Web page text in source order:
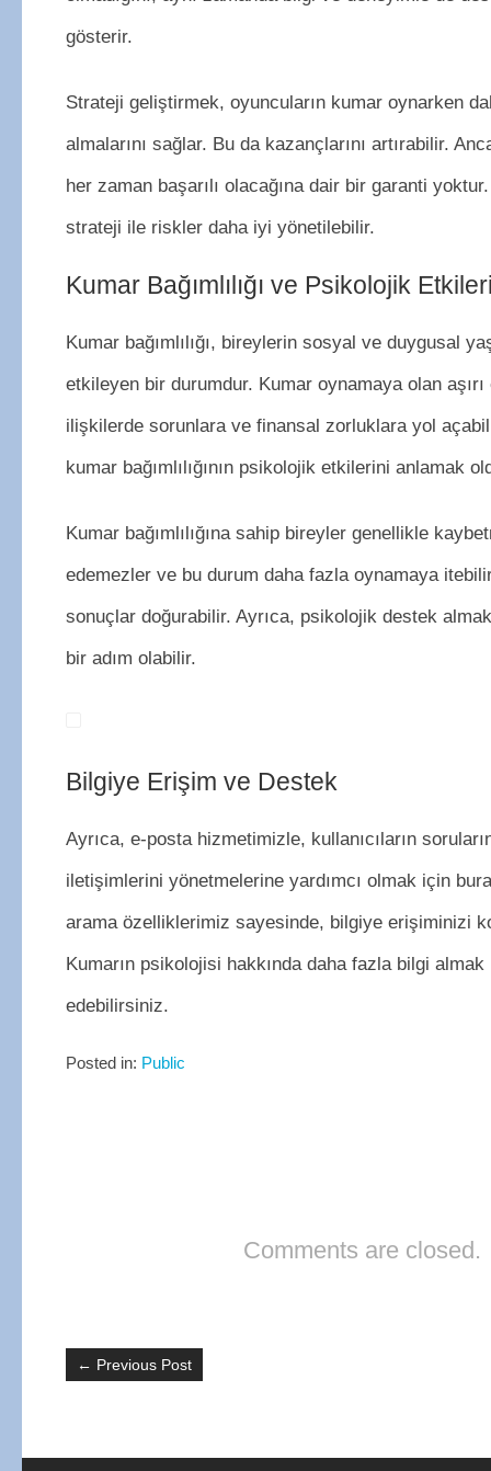
gösterir.
Strateji geliştirmek, oyuncuların kumar oynarken
almalarını sağlar. Bu da kazançlarını artırabilir.
her zaman başarılı olacağına dair bir garanti
strateji ile riskler daha iyi yönetilebilir.
Kumar Bağımlılığı ve Psikolojik
Kumar bağımlılığı, bireylerin sosyal ve duygusal
etkileyen bir durumdur. Kumar oynamaya olan
ilişkilerde sorunlara ve finansal zorluklara yol
kumar bağımlılığının psikolojik etkilerini anlamak
Kumar bağımlılığına sahip bireyler genellikle
edemezler ve bu durum daha fazla oynamaya
sonuçlar doğurabilir. Ayrıca, psikolojik destek
bir adım olabilir.
Bilgiye Erişim ve Destek
Ayrıca, e-posta hizmetimizle, kullanıcıların
iletişimlerini yönetmelerine yardımcı olmak için
arama özelliklerimiz sayesinde, bilgiye erişiminizi
Kumarın psikolojisi hakkında daha fazla bilgi
edebilirsiniz.
Posted in: Public
Comments are closed.
← Previous Post